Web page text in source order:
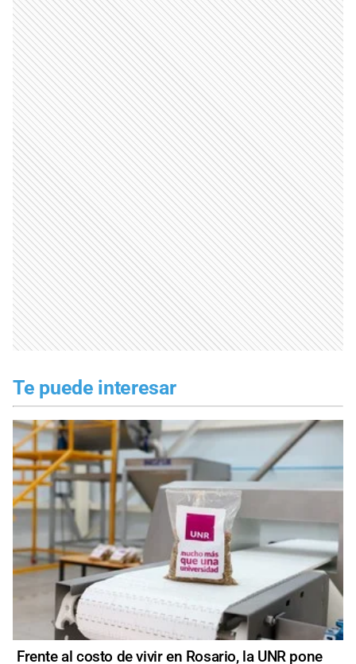
Te puede interesar
Frente al costo de vivir en Rosario, la UNR pone